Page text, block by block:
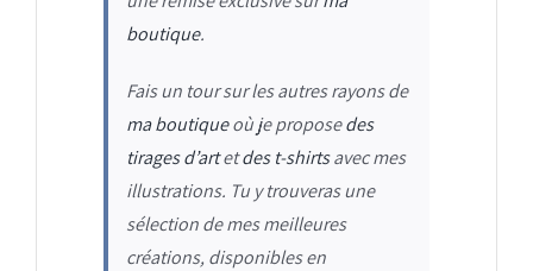
boutique.
Fais un tour sur les autres rayons de
ma boutiqueoù je proposedes
tirages d’artetdes t-shirtsavec mes
illustrations. Tu y trouveras une
sélection de mes meilleures
créations, disponibles en